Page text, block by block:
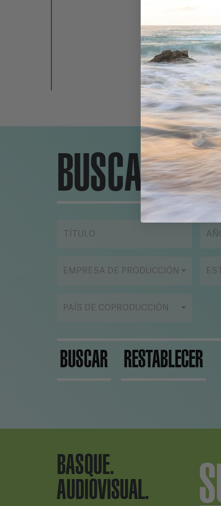
BUSCADOR
TÍTULO
EMPRESA DE PRODUCCIÓN
PAÍS DE COPRODUCCIÓN
BUSCAR RESTABLECER
BASQUE.
AUDIOVISUAL.